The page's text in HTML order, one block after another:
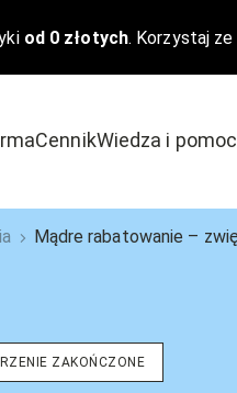
od 0 złotych. Korzystaj
CennikWiedza i pomoc
Case Study
Mądre rabatowanie –
ZAKOŃCZONE